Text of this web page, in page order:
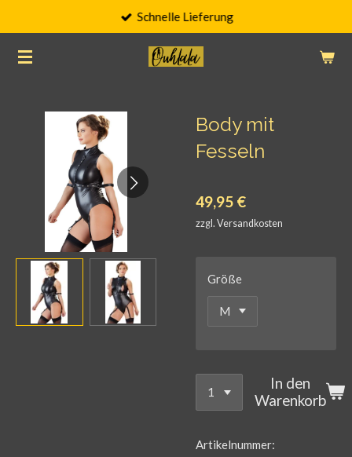
springen
Schnelle Lieferung
Body mit
Fesseln
49,95 €
zzgl. Versandkosten
Größe
In den
Warenkorb
Artikelnummer: